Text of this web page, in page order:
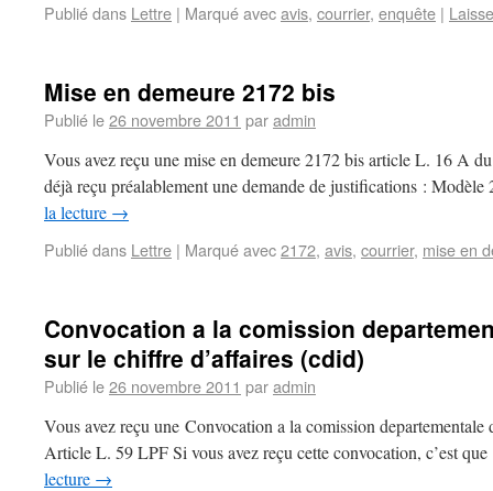
Publié dans Lettre | Marqué avecavis, courrier, enquête |
Mise en demeure 2172 bis
Publié le26 novembre 2011 paradmin
Vous avez reçu une mise en demeure 2172 bis article L. 16 A
déjà reçu préalablement une demande de justifications :
la lecture →
Publié dans Lettre | Marqué avec2172, avis, courrier, mise en
Convocation a la comission
sur le chiffre d’affaires (cdid)
Publié le26 novembre 2011 paradmin
Vous avez reçu une Convocation a la comission
Article L. 59 LPF Si vous avez reçu cette convocation, c’est
lecture →